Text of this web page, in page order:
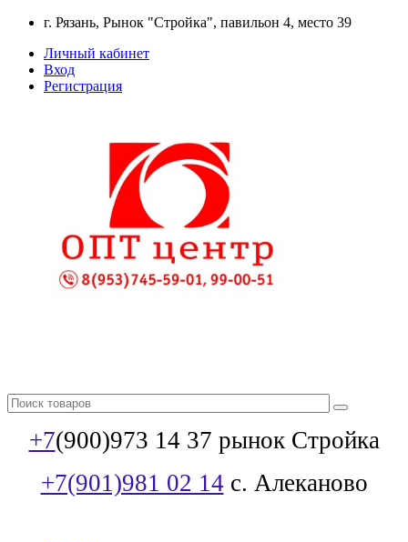
г. Рязань, Рынок "Стройка", павильон 4, место 39
Личный кабинет
Вход
Регистрация
+7(900)973 14 37 рынок Стройка
+7(901)981 02 14 с. Алеканово